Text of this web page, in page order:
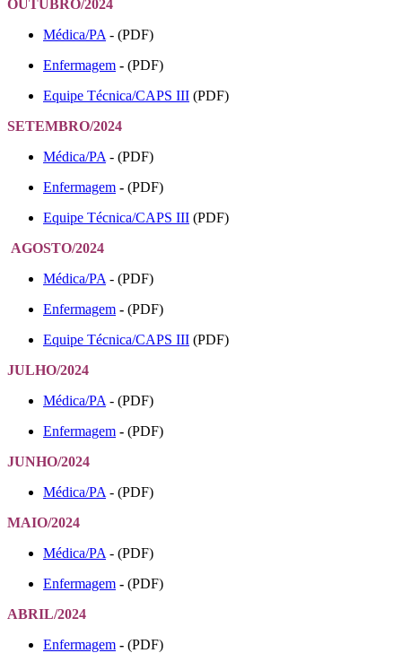
OUTUBRO/2024
Médica/PA - (PDF)
Enfermagem - (PDF)
Equipe Técnica/CAPS III (PDF)
SETEMBRO/2024
Médica/PA - (PDF)
Enfermagem - (PDF)
Equipe Técnica/CAPS III (PDF)
AGOSTO/2024
Médica/PA - (PDF)
Enfermagem - (PDF)
Equipe Técnica/CAPS III (PDF)
JULHO/2024
Médica/PA - (PDF)
Enfermagem - (PDF)
JUNHO/2024
Médica/PA - (PDF)
MAIO/2024
Médica/PA - (PDF)
Enfermagem - (PDF)
ABRIL/2024
Enfermagem - (PDF)